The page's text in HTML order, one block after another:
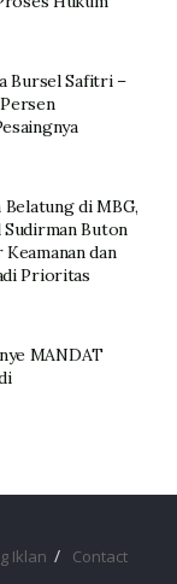
Bursel Safitri –
di MBG,
Sudirman Buton
dan
Prioritas
MANDAT
Iklan Contact